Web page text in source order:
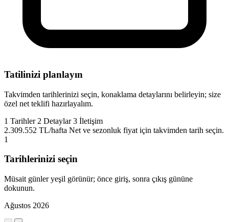
Tatilinizi planlayın
Takvimden tarihlerinizi seçin, konaklama detaylarını belirleyin; size
özel net teklifi hazırlayalım.
1 Tarihler 2 Detaylar3 İletişim
2.309.552 TL/hafta Net ve sezonluk fiyat için takvimden tarih seçin.
1
Tarihlerinizi seçin
Müsait günler yeşil görünür; önce giriş, sonra çıkış gününe
dokunun.
Ağustos 2026